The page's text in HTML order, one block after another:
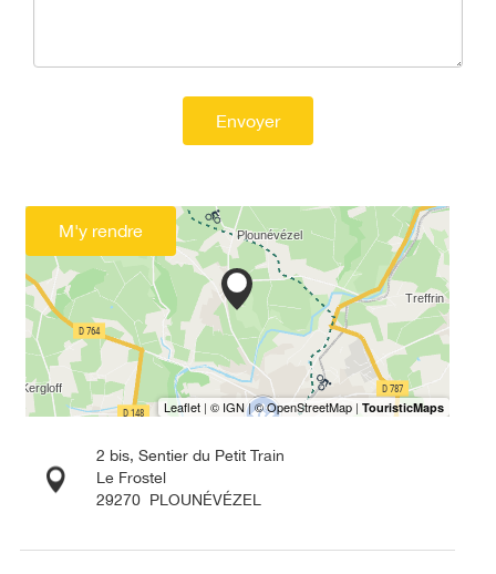
Envoyer
M'y rendre
2 bis, Sentier du Petit Train
Le Frostel
29270 PLOUNÉVÉZEL